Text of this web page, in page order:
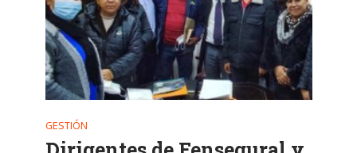
GESTIÓN